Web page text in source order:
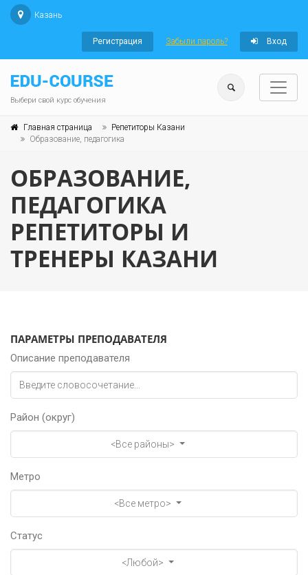
Казань
Регистрация Забыли пароль? Вход
Выбери свой курс обучения
Главная страница
Репетиторы Казани
Образование, педагогика
ОБРАЗОВАНИЕ,
ПЕДАГОГИКА
РЕПЕТИТОРЫ И
ТРЕНЕРЫ КАЗАНИ
ПАРАМЕТРЫ ПРЕПОДАВАТЕЛЯ
Описание преподавателя
Район (округ)
<Все районы>
Метро
<Все метро>
Статус
<Любой>